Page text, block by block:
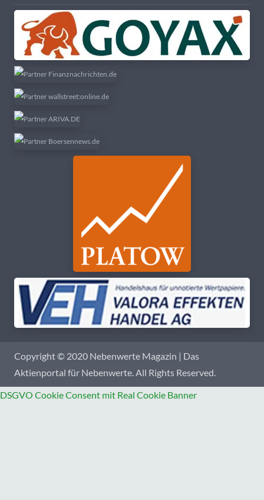
Copyright © 2020 Nebenwerte Magazin | Das
Aktienportal für Nebenwerte. All Rights Reserved.
DSGVO Cookie Consent mit Real Cookie Banner